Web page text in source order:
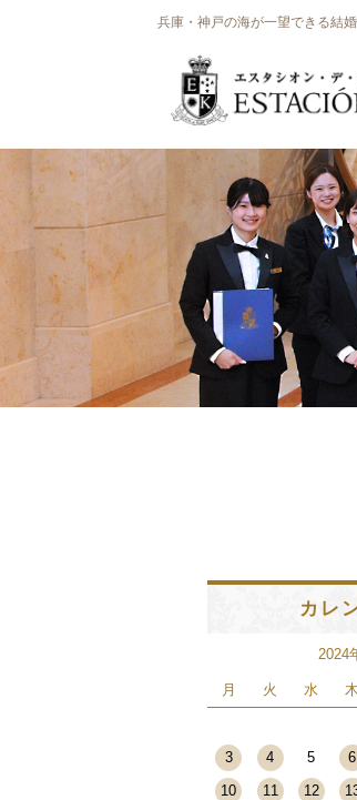
兵庫・神戸の海が一望できる結
カレ
2024
月 火 水 木
3
4 5 6
10
11 12